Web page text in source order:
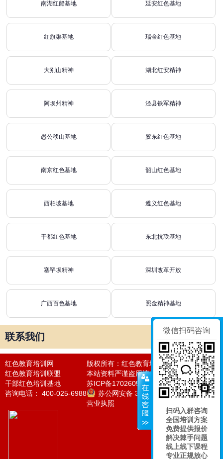
南湖红船基地 延安红色基地
红旗渠基地 瑞金红色基地
大别山精神 湖北红安精神
阿坝州精神 泾县铁军精神
愚公移山基地 胶东红色基地
南京红色基地 韶山红色基地
西柏坡基地 遵义红色基地
于都红色基地 东北抗联基地
塞罕坝精神 深圳改革开放
广西百色基地 照金精神基地
联系我们
微信扫码咨询
扫码入群咨询
全国培训方案
免费提供报价
解决棘手问题
线上线下课程
专业正规放心
红色教育培训网
红色教育培训联盟
干部红色培训基地
咨询电话： 400-025-6988
版权所有：红色教育培训网
本站资料严谨盗用违者必究法律责任
苏ICP备17026050号-20
苏公网安备 32011302320976号
营业执照